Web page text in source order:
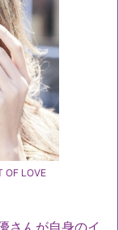
OF LOVE